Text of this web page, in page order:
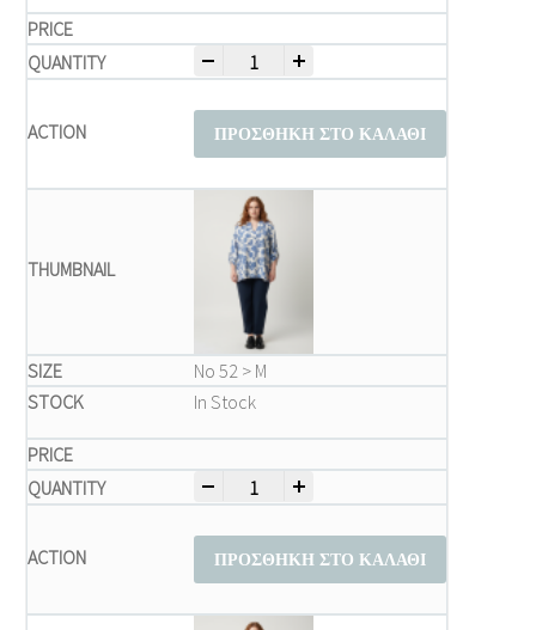
Μπλούζα Plus size quantity
ΠΡΟΣΘΉΚΗ ΣΤΟ ΚΑΛΆΘΙ
Νο 52 > M
In Stock
Μπλούζα Plus size quantity
ΠΡΟΣΘΉΚΗ ΣΤΟ ΚΑΛΆΘΙ